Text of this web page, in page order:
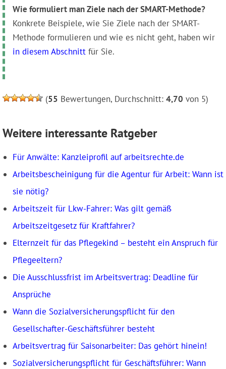
Wie formuliert man Ziele nach der SMART-Methode?
Konkrete Beispiele, wie Sie Ziele nach der SMART-
Methode formulieren und wie es nicht geht, haben wir
in diesem Abschnitt für Sie.
(55 Bewertungen, Durchschnitt: 4,70 von 5)
Weitere interessante Ratgeber
Für Anwälte: Kanzleiprofil auf arbeitsrechte.de
Arbeitsbescheinigung für die Agentur für Arbeit: Wann ist
sie nötig?
Arbeitszeit für Lkw-Fahrer: Was gilt gemäß
Arbeitszeitgesetz für Kraftfahrer?
Elternzeit für das Pflegekind – besteht ein Anspruch für
Pflegeeltern?
Die Ausschlussfrist im Arbeitsvertrag: Deadline für
Ansprüche
Wann die Sozialversicherungspflicht für den
Gesellschafter-Geschäftsführer besteht
Arbeitsvertrag für Saisonarbeiter: Das gehört hinein!
Sozialversicherungspflicht für Geschäftsführer: Wann